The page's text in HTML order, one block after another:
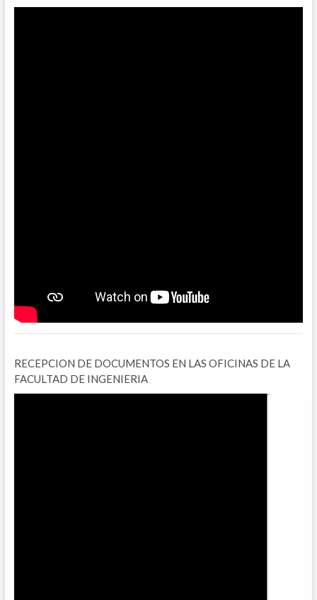
RECEPCION DE DOCUMENTOS EN LAS OFICINAS DE LA
FACULTAD DE INGENIERIA